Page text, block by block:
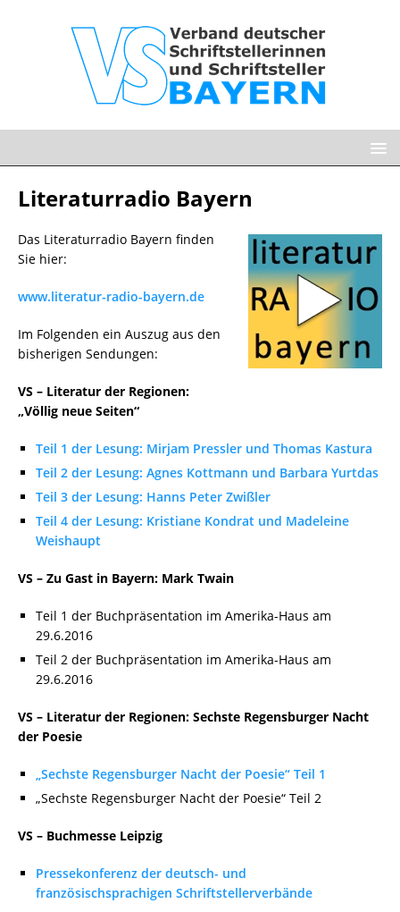
Literaturradio Bayern
Das Literaturradio Bayern finden
Sie hier:
www.literatur-radio-bayern.de
Im Folgenden ein Auszug aus den
bisherigen Sendungen:
VS – Literatur der Regionen:
„Völlig neue Seiten“
Teil 1 der Lesung: Mirjam Pressler und Thomas Kastura
Teil 2 der Lesung: Agnes Kottmann und Barbara Yurtdas
Teil 3 der Lesung: Hanns Peter Zwißler
Teil 4 der Lesung: Kristiane Kondrat und Madeleine
Weishaupt
VS – Zu Gast in Bayern: Mark Twain
Teil 1 der Buchpräsentation im Amerika-Haus am
29.6.2016
Teil 2 der Buchpräsentation im Amerika-Haus am
29.6.2016
VS – Literatur der Regionen: Sechste Regensburger Nacht
der Poesie
„Sechste Regensburger Nacht der Poesie“ Teil 1
„Sechste Regensburger Nacht der Poesie“ Teil 2
VS – Buchmesse Leipzig
Pressekonferenz der deutsch- und
französischsprachigen Schriftstellerverbände